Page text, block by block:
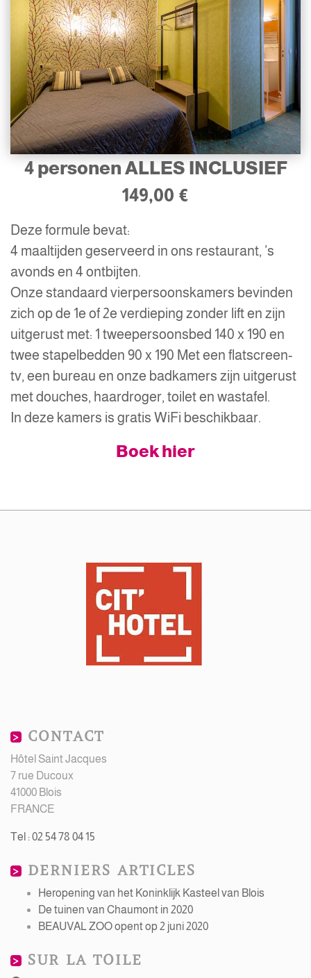
4 personen ALLES INCLUSIEF
149,00 €
Deze formule bevat:
4 maaltijden geserveerd in ons restaurant, ’s
avonds en 4 ontbijten.
Onze standaard vierpersoonskamers bevinden
zich op de 1e of 2e verdieping zonder lift en zijn
uitgerust met: 1 tweepersoonsbed 140 x 190 en
twee stapelbedden 90 x 190 Met een flatscreen-
tv, een bureau en onze badkamers zijn uitgerust
met douches, haardroger, toilet en wastafel.
In deze kamers is gratis WiFi beschikbaar.
Boek hier
CONTACT
Hôtel Saint Jacques
7 rue Ducoux
41000 Blois
FRANCE
Tel : 02 54 78 04 15
DERNIERS ARTICLES
Heropening van het Koninklijk Kasteel van Blois
De tuinen van Chaumont in 2020
BEAUVAL ZOO opent op 2 juni 2020
SUR LA TOILE